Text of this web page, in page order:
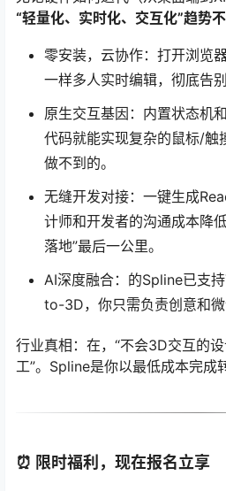
“轻量化、实时化、交互化”趋势
零安装，云协作：打开浏览
一样多人实时编辑，彻底告别
原生交互基因：内置状态机
代码就能实现复杂的鼠标/触
做不到的。
无缝开发对接：一键生成
计师和开发者的沟通成本降
落地”最后一公里。
AI深度融合：的Spline已支
to-3D，你只需负责创意和微
行业真相：在，“不会3D交互的
工”。Spline是你以最低成本完成
⏰ 限时福利，现在报名立享